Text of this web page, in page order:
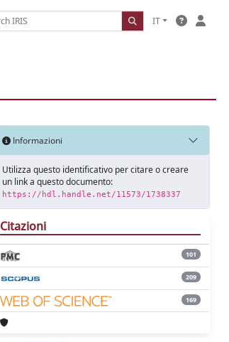
IT
Informazioni
Utilizza questo identificativo per citare o creare
un link a questo documento:
https://hdl.handle.net/11573/1738337
Citazioni
101
209
169